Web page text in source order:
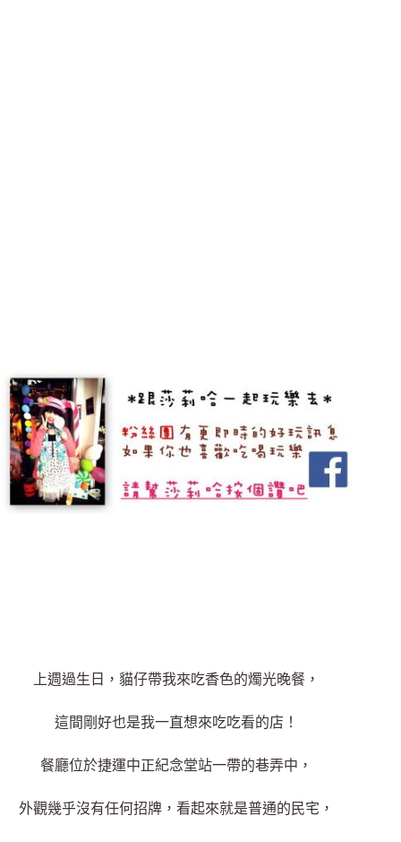
上週過生日，貓仔帶我來吃香色的燭光晚餐，
這間剛好也是我一直想來吃吃看的店！
餐廳位於捷運中正紀念堂站一帶的巷弄中，
外觀幾乎沒有任何招牌，看起來就是普通的民宅，